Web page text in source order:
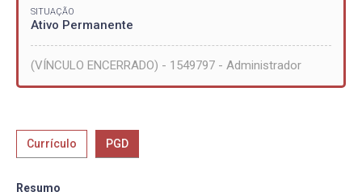
SITUAÇÃO
Ativo Permanente
(VÍNCULO ENCERRADO) - 1549797 - Administrador
Currículo PGD
Resumo